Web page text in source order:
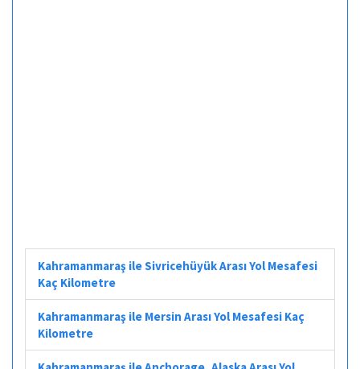
Kahramanmaraş ile Sivricehüyük Arası Yol Mesafesi
Kaç Kilometre
Kahramanmaraş ile Mersin Arası Yol Mesafesi Kaç
Kilometre